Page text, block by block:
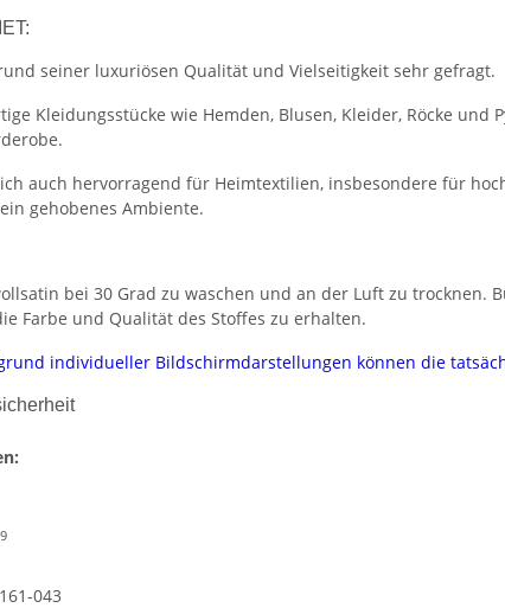
seiner luxuriösen Qualität und Vielseitigkeit sehr gefragt.
Kleidungsstücke wie Hemden, Blusen, Kleider, Röcke
auch hervorragend für Heimtextilien, insbesondere für
gehobenes Ambiente.
bei 30 Grad zu waschen und an der Luft zu
Farbe und Qualität des Stoffes zu erhalten.
individueller Bildschirmdarstellungen können die
043